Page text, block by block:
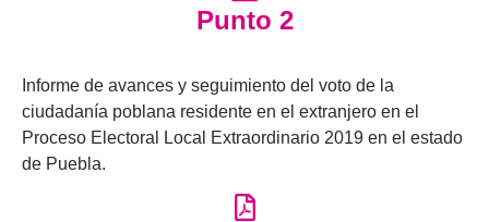
Punto 2
Informe de avances y seguimiento del voto de la
ciudadanía poblana residente en el extranjero en el
Proceso Electoral Local Extraordinario 2019 en el estado
de Puebla.